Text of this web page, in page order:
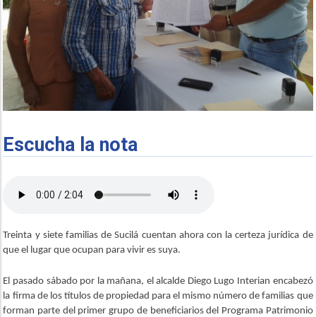
Escucha la nota
Treinta y siete familias de Sucilá cuentan ahora con la certeza jurídica de
que el lugar que ocupan para vivir es suya.
El pasado sábado por la mañana, el alcalde Diego Lugo Interian encabezó
la firma de los títulos de propiedad para el mismo número de familias que
forman parte del primer grupo de beneficiarios del Programa Patrimonio